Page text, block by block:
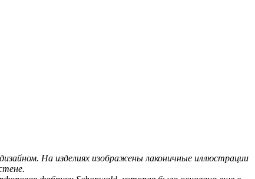
На изделиях изображены лаконичные иллюстрации